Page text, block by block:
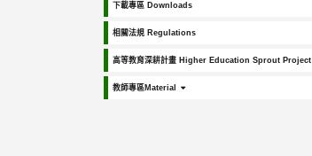
下載專區 Downloads
相關法規 Regulations
高等教育深耕計畫 Higher Education Sprout Project
教師專區Material